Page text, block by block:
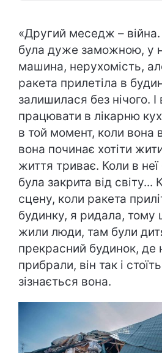
«Другий меседж –
була дуже заможною, у
машина, нерухомість,
ракета прилетіла в
залишилася без нічого.
працювати в лікарню
в той момент, коли вона
вона починає хотіти
життя триває. Коли в
була закрита від світу...
сцену, коли ракета
будинку, я ридала,
жили люди, там були
прекрасний будинок, де
прибрали, він так і
зізнається вона.